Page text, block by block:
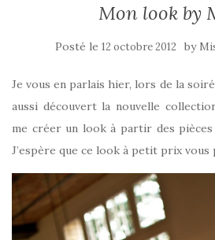
Mon look by
Posté le 12 octobre 2012 by
Je vous en parlais hier, lors de la
aussi découvert la nouvelle
me créer un look à partir des pièces
J’espère que ce look à petit prix vous